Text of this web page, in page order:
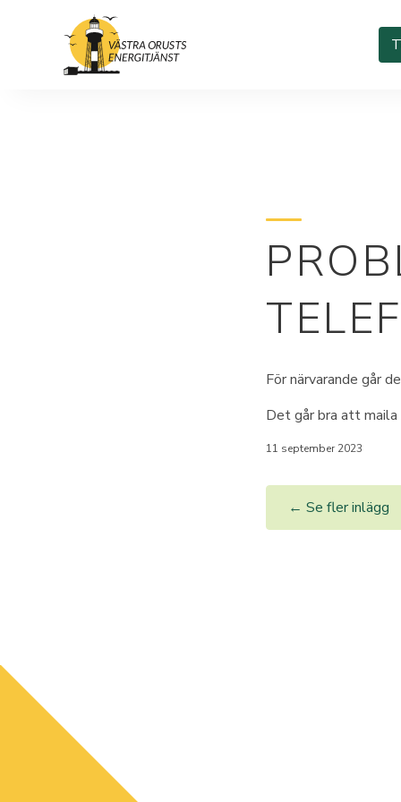
För närvarande går
Det går bra att
11 september 2023
← Se fler inlägg